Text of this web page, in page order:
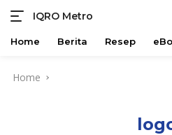
IQRO Metro
Lets
Bright
Home Berita Resep
Home